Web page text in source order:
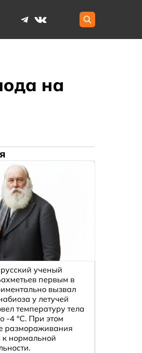
на
ученый
первым в
вызвал
у летучей
температуру тела
-4 °C. При этом
размораживания
к нормальной